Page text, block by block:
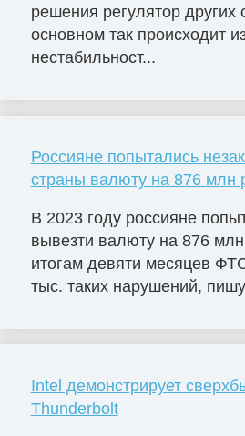
решения регулятор других
основном так происходит
нестабильност...
Россияне попытались
страны валюту на 876 млн
В 2023 году россияне
вывезти валюту на 876
итогам девяти месяцев
тыс. таких нарушений,
Intel демонстрирует
Thunderbolt